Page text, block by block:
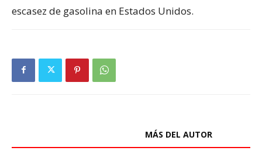
escasez de gasolina en Estados Unidos.
MÁS DEL AUTOR